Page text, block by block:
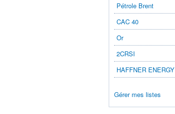
Pétrole Brent
CAC 40
Or
2CRSI
HAFFNER ENERGY
Gérer mes listes